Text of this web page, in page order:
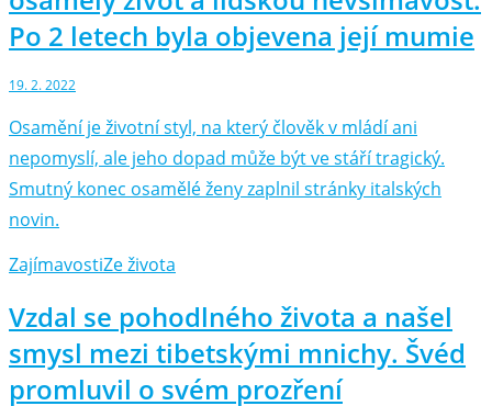
Po 2 letech byla objevena její mumie
19. 2. 2022
Osamění je životní styl, na který člověk v mládí ani
nepomyslí, ale jeho dopad může být ve stáří tragický.
Smutný konec osamělé ženy zaplnil stránky italských
novin.
ZajímavostiZe života
Vzdal se pohodlného života a našel
smysl mezi tibetskými mnichy. Švéd
promluvil o svém prozření